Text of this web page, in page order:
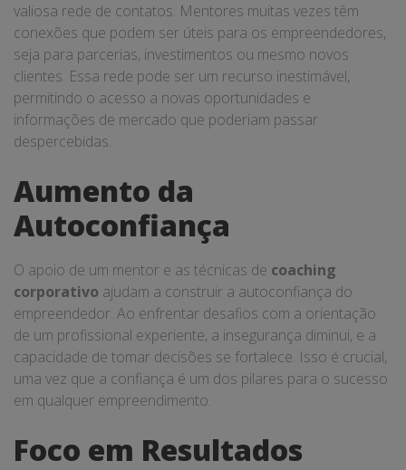
valiosa rede de contatos. Mentores muitas vezes têm
conexões que podem ser úteis para os empreendedores,
seja para parcerias, investimentos ou mesmo novos
clientes. Essa rede pode ser um recurso inestimável,
permitindo o acesso a novas oportunidades e
informações de mercado que poderiam passar
despercebidas.
Aumento da
Autoconfiança
O apoio de um mentor e as técnicas de coaching
corporativo ajudam a construir a autoconfiança do
empreendedor. Ao enfrentar desafios com a orientação
de um profissional experiente, a insegurança diminui, e a
capacidade de tomar decisões se fortalece. Isso é crucial,
uma vez que a confiança é um dos pilares para o sucesso
em qualquer empreendimento.
Foco em Resultados